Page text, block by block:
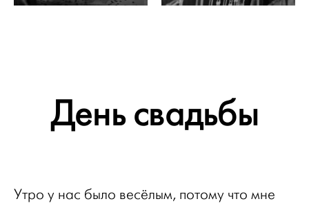
День свадьбы
Утро у нас было весёлым, потому что мне